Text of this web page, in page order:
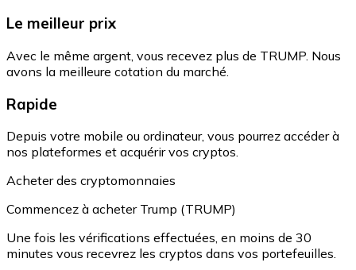
Le meilleur prix
Avec le même argent, vous recevez plus de TRUMP. Nous
avons la meilleure cotation du marché.
Rapide
Depuis votre mobile ou ordinateur, vous pourrez accéder à
nos plateformes et acquérir vos cryptos.
Acheter des cryptomonnaies
Commencez à acheter Trump (TRUMP)
Une fois les vérifications effectuées, en moins de 30
minutes vous recevrez les cryptos dans vos portefeuilles.